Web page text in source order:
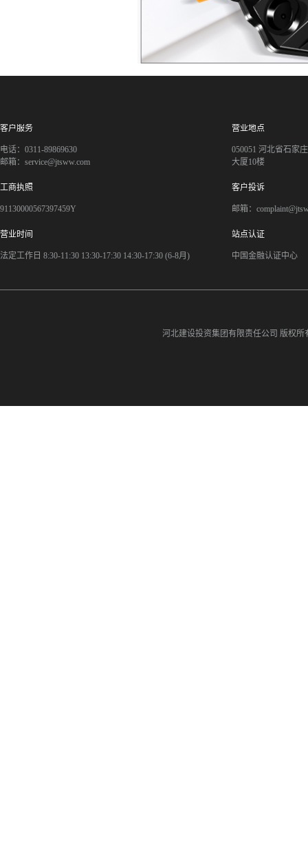
客户服务
电话：0311-89869630
邮箱：service@jtsww.com
营业地点
050051 河北省石家
大厦10楼
工商执照
91130000567397459Y
客户投诉
邮箱：
营业时间
法定工作日 8:30-11:30 13:30-17:30 14:30-17:30 (6-8月)
站点认证
中国金融认证中心
河北建设投资集团有限责任公司 版权所